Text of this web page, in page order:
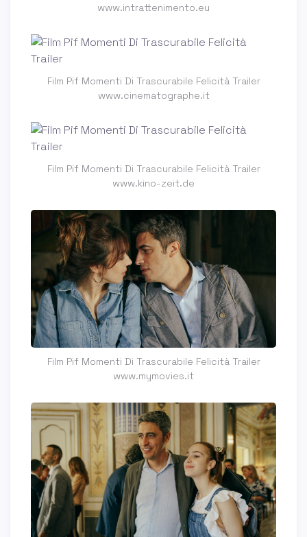
www.intrattenimento.eu
Film Pif Momenti Di Trascurabile Felicità Trailer
www.cinematographe.it
Film Pif Momenti Di Trascurabile Felicità Trailer
www.kino-zeit.de
Film Pif Momenti Di Trascurabile Felicità Trailer
www.mymovies.it